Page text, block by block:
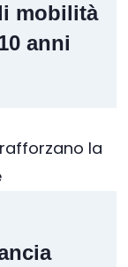
mobilità
anni